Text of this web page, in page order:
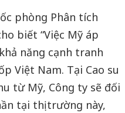
phòng Phân tích
biết “Việc Mỹ áp
năng cạnh tranh
Việt Nam. Tại Cao su
từ Mỹ, Công ty sẽ đối
tại thị trường này,